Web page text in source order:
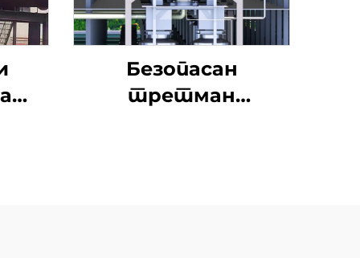
Безопасан
третман